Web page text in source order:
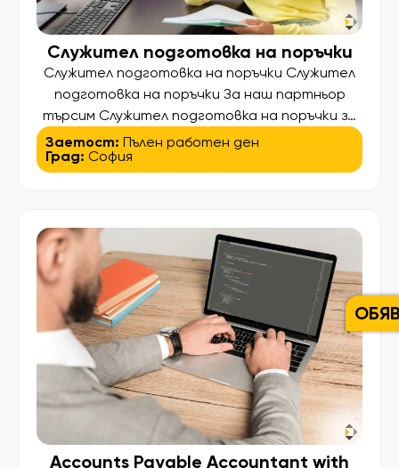
Служител подготовка на поръчки
Служител подготовка на поръчки Служител
подготовка на поръчки За наш партньор
търсим Служител подготовка на поръчки за
работа на търговска борса в кв. Дружба,
София. Какво ще правите? • Подготовка на
Поддържане на ред и организация. […]
Заетост: Пълен работен ден
Град: София
Accounts Payable Accountant with